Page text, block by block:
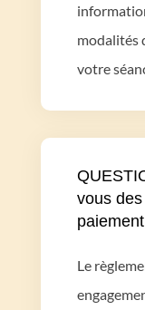
modalités
votre
vous
Le